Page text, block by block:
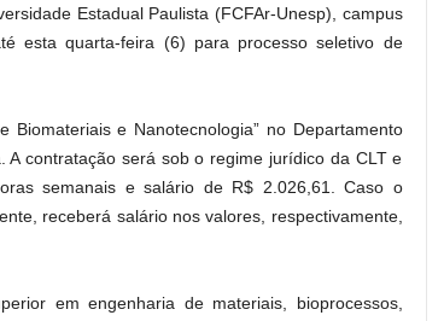
Estadual Paulista (FCFAr-Unesp), campus
esta quarta-feira (6) para processo seletivo de
Biomateriais e Nanotecnologia” no Departamento
A contratação será sob o regime jurídico da CLT e
semanais e salário de R$ 2.026,61. Caso o
receberá salário nos valores, respectivamente,
em engenharia de materiais, bioprocessos,